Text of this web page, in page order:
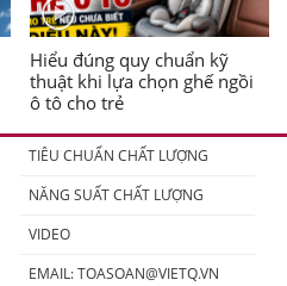
Hiểu đúng quy chuẩn kỹ
thuật khi lựa chọn ghế ngồi
ô tô cho trẻ
TIÊU CHUẨN CHẤT LƯỢNG
NĂNG SUẤT CHẤT LƯỢNG
VIDEO
EMAIL:TOASOAN@VIETQ.VN